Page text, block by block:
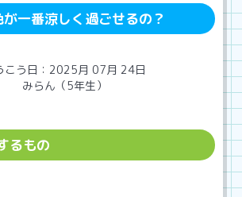
が一番涼しく過ごせるの？
こう日：2025月 07月 24日
みらん（5年生）
るもの